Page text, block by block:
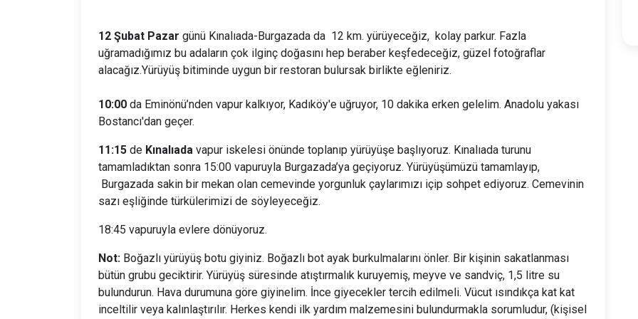
12 Şubat Pazar günü Kınalıada-Burgazada da 12 km. yürüyeceğiz, kolay parkur. Fazla
uğramadığımız bu adaların çok ilginç doğasını hep beraber keşfedeceğiz, güzel fotoğraflar
alacağız.Yürüyüş bitiminde uygun bir restoran bulursak birlikte eğleniriz.
10:00 da Eminönü’nden vapur kalkıyor, Kadıköy'e uğruyor, 10 dakika erken gelelim. Anadolu yakası
Bostancı'dan geçer.
11:15 de Kınalıada vapur iskelesi önünde toplanıp yürüyüşe başlıyoruz. Kınalıada turunu
tamamladıktan sonra 15:00 vapuruyla Burgazada’ya geçiyoruz. Yürüyüşümüzü tamamlayıp,
Burgazada sakin bir mekan olan cemevinde yorgunluk çaylarımızı içip sohpet ediyoruz. Cemevinin
sazı eşliğinde türkülerimizi de söyleyeceğiz.
18:45 vapuruyla evlere dönüyoruz.
Not: Boğazlı yürüyüş botu giyiniz. Boğazlı bot ayak burkulmalarını önler. Bir kişinin sakatlanması
bütün grubu geciktirir. Yürüyüş süresinde atıştırmalık kuruyemiş, meyve ve sandviç, 1,5 litre su
bulundurun. Hava durumuna göre giyinelim. İnce giyecekler tercih edilmeli. Vücut ısındıkça kat kat
inceltilir veya kalınlaştırılır. Herkes kendi ilk yardım malzemesini bulundurmakla sorumludur, (kişisel